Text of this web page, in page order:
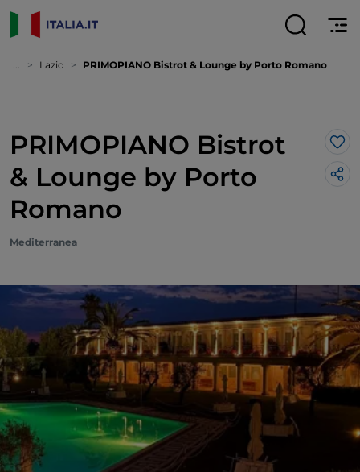
... Lazio PRIMOPIANO Bistrot & Lounge by Porto Romano
PRIMOPIANO Bistrot
& Lounge by Porto
Romano
Mediterranea